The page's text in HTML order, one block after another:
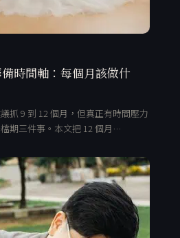
時間軸：每個月該做什
抓 9 到 12 個月，但真正有時間壓力
期三件事。本文把 12 個月…